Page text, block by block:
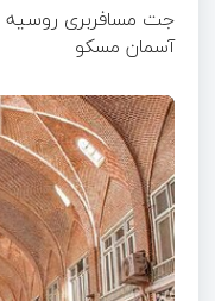
جت مسافربری روسیه
آسمان مسکو